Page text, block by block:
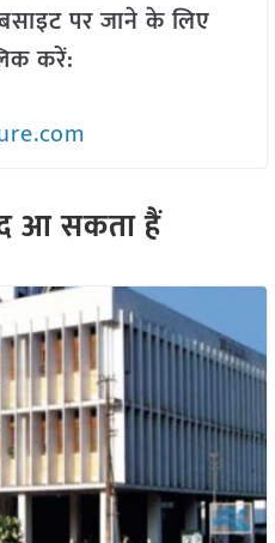
पर जाने के लिए
करें:
आ सकता हैं